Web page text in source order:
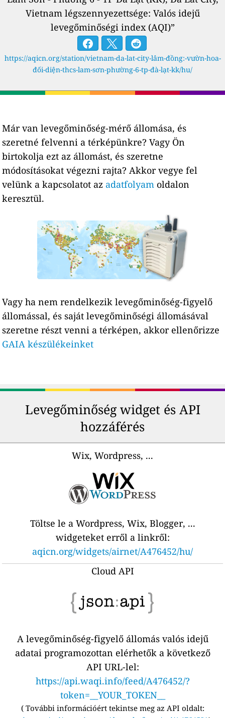
Vietnam légszennyezettsége: Valós idejű
levegőminőségi index (AQI)”
https://aqicn.org/station/vietnam-da-lat-city-lâm-đồng:-vườn-hoa-
đối-diện-thcs-lam-sơn-phường-6-tp-đà-lạt-kk/hu/
Már van levegőminőség-mérő állomása, és
szeretné felvenni a térképünkre? Vagy Ön
birtokolja ezt az állomást, és szeretne
módosításokat végezni rajta? Akkor vegye fel
velünk a kapcsolatot az adatfolyam oldalon
keresztül.
Vagy ha nem rendelkezik levegőminőség-figyelő
állomással, és saját levegőminőségi állomásával
szeretne részt venni a térképen, akkor ellenőrizze
GAIA készülékeinket
Levegőminőség widget és API
hozzáférés
Wix, Wordpress, ...
Töltse le a Wordpress, Wix, Blogger, ...
widgeteket erről a linkről:
aqicn.org/widgets/airnet/A476452/hu/
Cloud API
A levegőminőség-figyelő állomás valós idejű
adatai programozottan elérhetők a következő
API URL-lel:
https://api.waqi.info/feed/A476452/?
token=__YOUR_TOKEN__
( További információért tekintse meg az API oldalt: